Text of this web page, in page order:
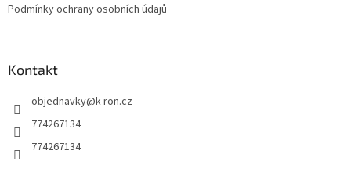
Podmínky ochrany osobních údajů
Kontakt
objednavky@k-ron.cz
774267134
774267134